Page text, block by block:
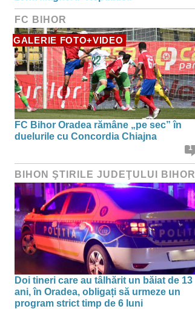
FC BIHOR
GALERIE FOTO+VIDEO
FC Bihor Oradea rămâne „pe sec” în
duelurile cu Concordia Chiajna
1
BIHON ŞTIRILE JUDEŢULUI BIHOR
Doi tineri care au tâlhărit un băiat de 13
ani, în Oradea, obligați să urmeze un
program strict timp de 6 luni